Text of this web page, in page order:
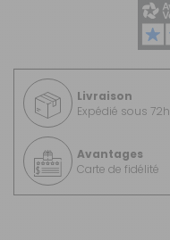
Livraison
Expédié sous 72h
Avantages
Carte de fidélité